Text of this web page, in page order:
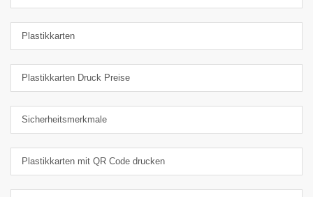
Plastikkarten
Plastikkarten Druck Preise
Sicherheitsmerkmale
Plastikkarten mit QR Code drucken